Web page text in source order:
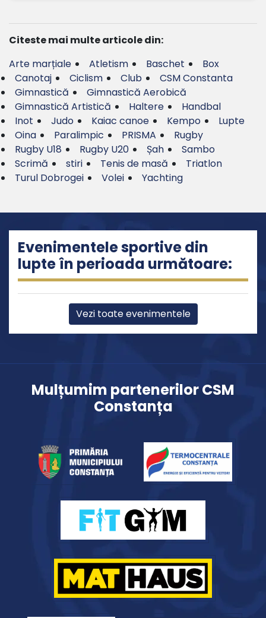
Citeste mai multe articole din:
Arte marțiale
Atletism Baschet
Box
Canotaj
Ciclism Club
CSM Constanta
Gimnastică
Gimnastică Aerobică
Gimnastică Artistică
Haltere
Handbal
Inot
Judo Kaiac canoe Kempo
Lupte
Oina
Paralimpic PRISMA
Rugby
Rugby U18
Rugby U20 Șah
Sambo
Scrimă
stiri Tenis de masă
Triatlon
Turul Dobrogei
Volei Yachting
Evenimentele sportive din
lupte în perioada următoare:
Vezi toate evenimentele
Mulțumim partenerilor CSM
Constanța